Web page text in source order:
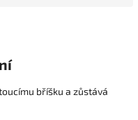
bříšku a zůstává